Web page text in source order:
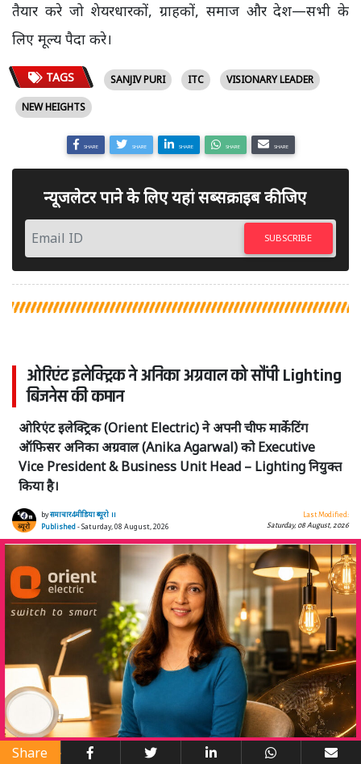
तैयार करे जो शेयरधारकों, ग्राहकों, समाज और देश—सभी के
लिए मूल्य पैदा करे।
TAGS SANJIV PURI ITC
VISIONARY LEADER
NEW HEIGHTS
SHARE SHARE SHARE SHARE SHARE
न्यूजलेटर पाने के लिए यहां सब्सक्राइब कीजिए
SUBSCRIBE
ओरिएंट इलेक्ट्रिक ने अनिका अग्रवाल को सौंपी Lighting
बिजनेस की कमान
ओरिएंट इलेक्ट्रिक (Orient Electric) ने अपनी चीफ मार्केटिंग
ऑफिसर अनिका अग्रवाल (Anika Agarwal) को Executive
Vice President & Business Unit Head – Lighting नियुक्त
किया है।
byसमाचार4मीडिया ब्यूरो ।।
Published- Saturday, 08 August, 2026
Last Modified:
Saturday, 08 August, 2026
Share